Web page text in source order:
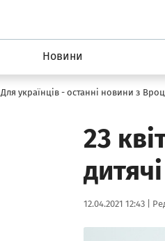
Новини
Для українців - останні новини з
23
Data publikacji:
12.04.2021 12:43 |